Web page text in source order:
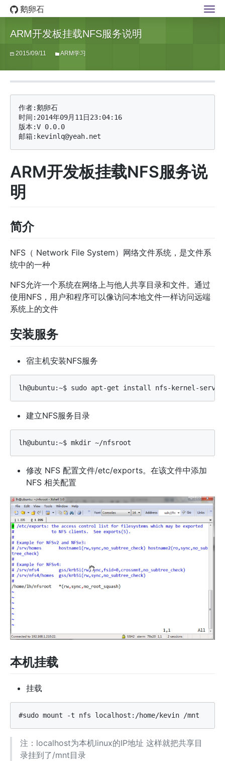
鹅卵石
ARM开发板挂载NFS服务说明
2015/09/11 ARM学习
作者:鹅卵石
时间:2014年09月11日23:04:16
版本:V 0.0.0
ARM开发板挂载NFS服务说
明
简介
NFS（ Network File System）网络文件系统，是文件系
统中的一种
NFS允许一个系统在网络上与他人共享目录和文件。通过
使用NFS，用户和程序可以像访问本地文件一样访问远端
系统上的文件
安装服务
宿主机安装NFS服务
建立NFS服务目录
修改 NFS 配置文件/etc/exports。在该文件中添加
NFS 相关配置
本机挂载
挂载
注：localhost为本机linux的IP地址 这样就把共享目
录挂到了/mnt目录